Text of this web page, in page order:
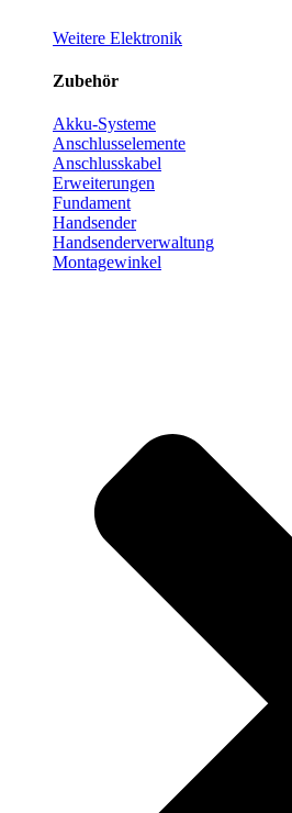
Weitere Elektronik
Zubehör
Akku-Systeme
Anschlusselemente
Anschlusskabel
Erweiterungen
Fundament
Handsender
Handsenderverwaltung
Montagewinkel